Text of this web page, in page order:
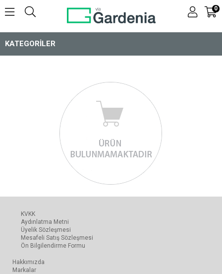
0
KATEGORILER
KVKK
Aydınlatma Metni
Üyelik Sözleşmesi
Mesafeli Satış Sözleşmesi
Ön Bilgilendirme Formu
Hakkımızda
Markalar